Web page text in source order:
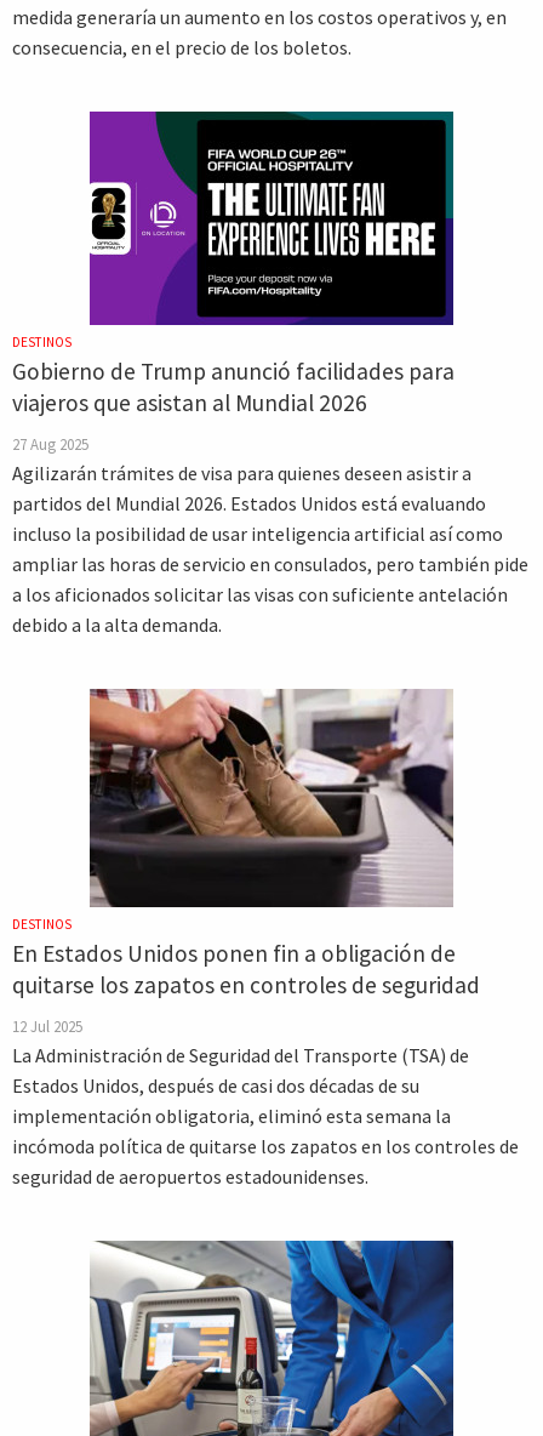
medida generaría un aumento en los costos operativos y, en
consecuencia, en el precio de los boletos.
DESTINOS
Gobierno de Trump anunció facilidades para
viajeros que asistan al Mundial 2026
27 Aug 2025
Agilizarán trámites de visa para quienes deseen asistir a
partidos del Mundial 2026. Estados Unidos está evaluando
incluso la posibilidad de usar inteligencia artificial así como
ampliar las horas de servicio en consulados, pero también pide
a los aficionados solicitar las visas con suficiente antelación
debido a la alta demanda.
DESTINOS
En Estados Unidos ponen fin a obligación de
quitarse los zapatos en controles de seguridad
12 Jul 2025
La Administración de Seguridad del Transporte (TSA) de
Estados Unidos, después de casi dos décadas de su
implementación obligatoria, eliminó esta semana la
incómoda política de quitarse los zapatos en los controles de
seguridad de aeropuertos estadounidenses.